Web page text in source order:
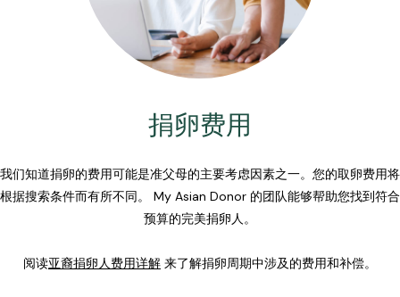
捐卵费用
我们知道捐卵的费用可能是准父母的主要考虑因素之一。您的取卵费用将
根据搜索条件而有所不同。 My Asian Donor 的团队能够帮助您找到符合
预算的完美捐卵人。
阅读亚裔捐卵人费用详解 来了解捐卵周期中涉及的费用和补偿。